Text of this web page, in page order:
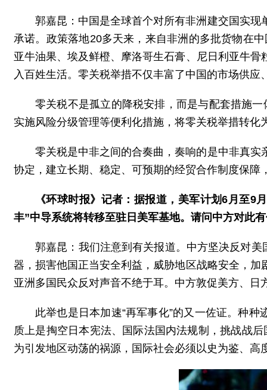
郭嘉昆：中国是全球首个对所有非洲建交国实
承诺。政策落地20多天来，来自非洲的多批货物在
亚牛油果、埃及鲜橙、摩洛哥生石膏、尼日利亚牛
入百姓生活。零关税举措不仅丰富了中国的市场供
零关税不是孤立的降税安排，而是与配套措施
实施风险分级管理等便利化措施，将零关税举措转化
零关税是中非之间的合奏曲，奏响的是中非真
协定，建立长期、稳定、可预期的经贸合作制度保
《环球时报》记者：据报道，美军计划6月至9
丰”中导系统将转移至驻日美军基地。请问中方对此
郭嘉昆：我们注意到有关报道。中方坚决反对
器，损害他国正当安全利益，威胁地区战略安全，
亚洲多国民众反对声音不绝于耳。中方敦促美方、
此举也是日本加速“再军事化”的又一佐证。种
质上是掏空日本宪法、国际法国内法规制，挑战战
为引发地区动荡的祸源，国际社会必须以史为鉴、高